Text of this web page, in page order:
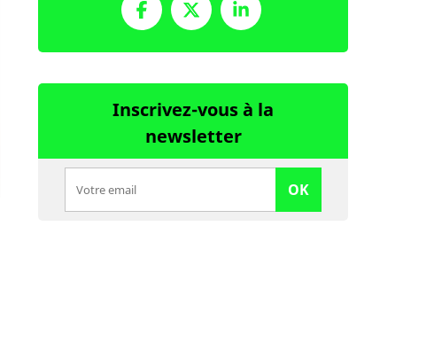
Inscrivez-vous à la
newsletter
OK